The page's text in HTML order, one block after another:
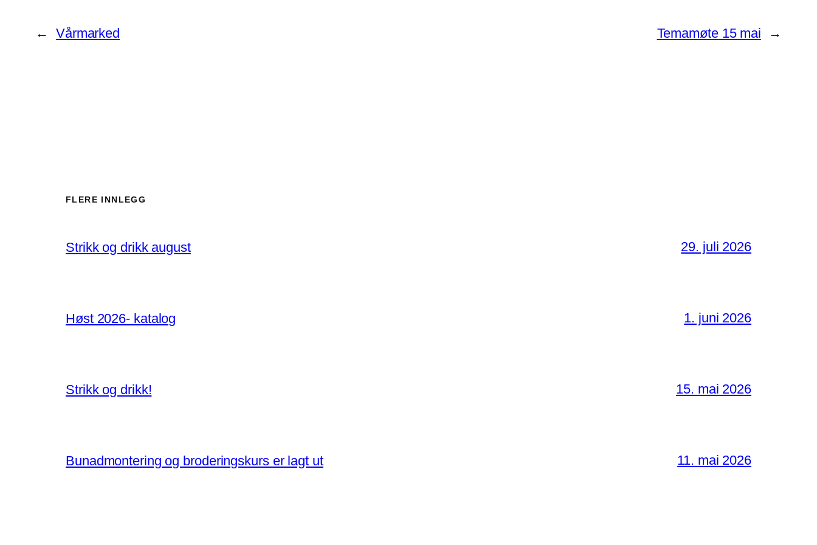
← Vårmarked Temamøte 15 mai →
FLERE INNLEGG
Strikk og drikk august 29. juli 2026
Høst 2026- katalog 1. juni 2026
Strikk og drikk! 15. mai 2026
Bunadmontering og broderingskurs er lagt ut 11. mai 2026